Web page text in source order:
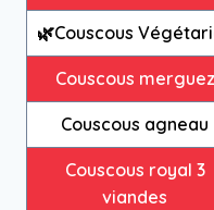
🌿Couscous
Couscous merguez
Couscous agneau
Couscous royal 3
viandes